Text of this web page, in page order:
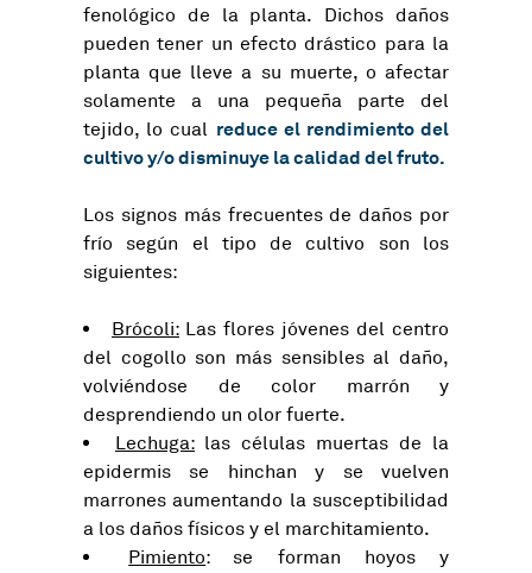
fenológico de la planta. Dichos daños
pueden tener un efecto drástico para la
planta que lleve a su muerte, o afectar
solamente a una pequeña parte del
tejido, lo cual reduce el rendimiento del
cultivo y/o disminuye la calidad del fruto.
Los signos más frecuentes de daños por
frío según el tipo de cultivo son los
siguientes:
Brócoli: Las flores jóvenes del centro
del cogollo son más sensibles al daño,
volviéndose de color marrón y
desprendiendo un olor fuerte.
Lechuga: las células muertas de la
epidermis se hinchan y se vuelven
marrones aumentando la susceptibilidad
a los daños físicos y el marchitamiento.
Pimiento: se forman hoyos y